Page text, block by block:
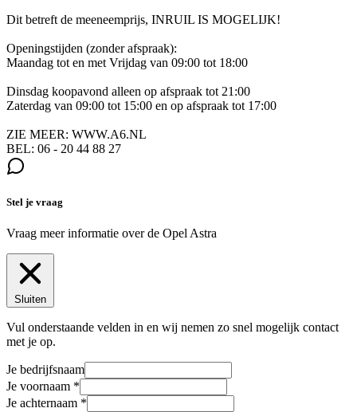
Dit betreft de meeneemprijs, INRUIL IS MOGELIJK!
Openingstijden (zonder afspraak):
Maandag tot en met Vrijdag van 09:00 tot 18:00
Dinsdag koopavond alleen op afspraak tot 21:00
Zaterdag van 09:00 tot 15:00 en op afspraak tot 17:00
ZIE MEER: WWW.A6.NL
BEL: 06 - 20 44 88 27
Stel je vraag
Vraag meer informatie over de Opel Astra
Sluiten
Vul onderstaande velden in en wij nemen zo snel mogelijk contact
met je op.
Je bedrijfsnaam
Je voornaam
Je achternaam